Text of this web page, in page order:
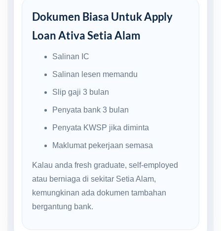
Dokumen Biasa Untuk Apply
Loan Ativa Setia Alam
Salinan IC
Salinan lesen memandu
Slip gaji 3 bulan
Penyata bank 3 bulan
Penyata KWSP jika diminta
Maklumat pekerjaan semasa
Kalau anda fresh graduate, self-employed
atau berniaga di sekitar Setia Alam,
kemungkinan ada dokumen tambahan
bergantung bank.